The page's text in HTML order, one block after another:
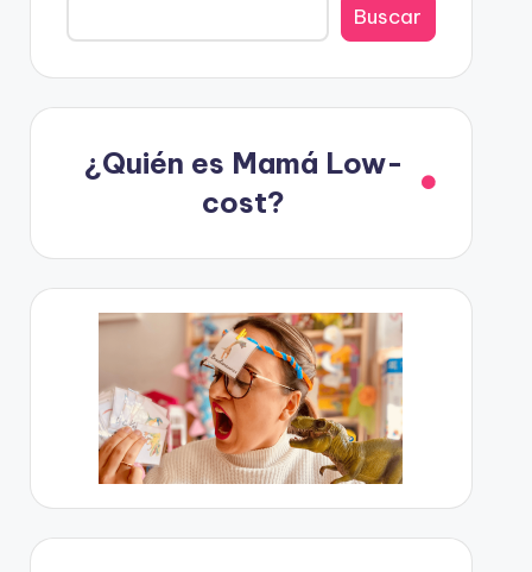
Buscar
¿Quién es Mamá Low-
cost?